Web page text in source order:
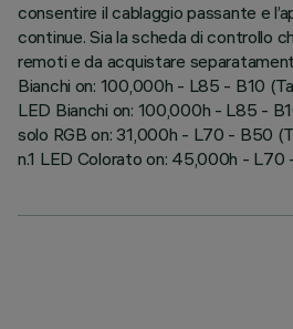
consentire il cablaggio passante e
continue. Sia la scheda di controllo
remoti e da acquistare
Bianchi on: 100,000h - L85 - B10
LED Bianchi on: 100,000h - L85 -
solo RGB on: 31,000h - L70 - B50
n.1 LED Colorato on: 45,000h - L70